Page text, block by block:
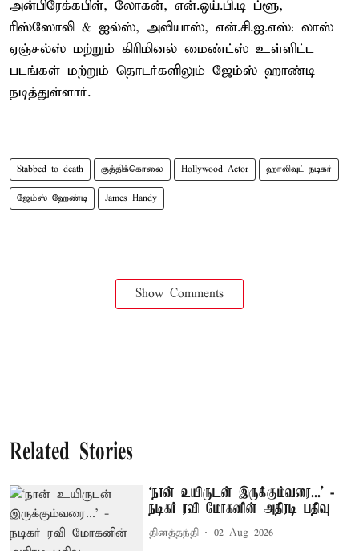
அன்பிரேக்கபிள், லோகன், என்.ஒய்.பி.டி ப்ளூ,
ரிஸ்ஸோலி & ஐல்ஸ், அலியாஸ், என்.சி.ஐ.எஸ்: லாஸ்
ஏஞ்சல்ஸ் மற்றும் கிரிமினல் மைண்ட்ஸ் உள்ளிட்ட
படங்கள் மற்றும் தொடர்களிலும் ஜேம்ஸ் ஹாண்டி
நடித்துள்ளார்.
Stabbed to death குத்திக்கொலை Hollywood Actor ஹாலிவுட் நடிகர்
ஜேம்ஸ் ஹேண்டி James Handy
Show Comments
Related Stories
‘நான் உயிருடன் இருக்கும்வரை...’ -
நடிகர் ரவி மோகனின் அதிரடி பதிவு
தினத்தந்தி 02 Aug 2026